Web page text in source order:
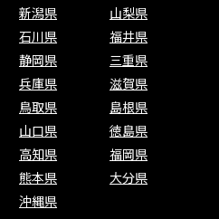
新潟県
山梨県
石川県
福井県
静岡県
三重県
兵庫県
滋賀県
鳥取県
島根県
山口県
徳島県
高知県
福岡県
熊本県
大分県
沖縄県